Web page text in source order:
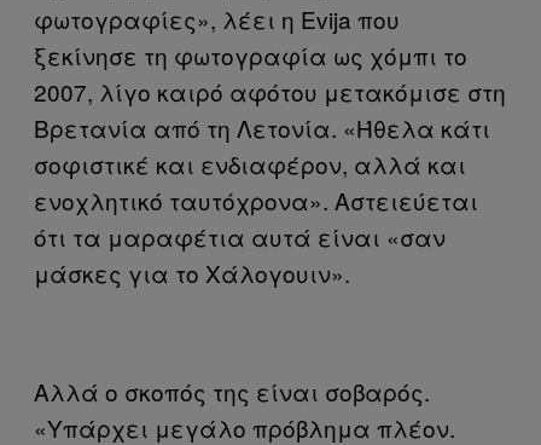
φωτογραφίες», λέει η Evija που
ξεκίνησε τη φωτογραφία ως χόμπι το
2007, λίγο καιρό αφότου μετακόμισε στη
Βρετανία από τη Λετονία. «Ήθελα κάτι
σοφιστικέ και ενδιαφέρον, αλλά και
ενοχλητικό ταυτόχρονα». Αστειεύεται
ότι τα μαραφέτια αυτά είναι «σαν
μάσκες για το Χάλογουιν».
Αλλά ο σκοπός της είναι σοβαρός.
«Υπάρχει μεγάλο πρόβλημα πλέον.